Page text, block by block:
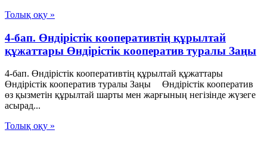
Толық оқу »
4-бап. Өндiрiстiк кооперативтiң құрылтай
құжаттары Өндiрiстiк кооператив туралы Заңы
4-бап. Өндiрiстiк кооперативтiң құрылтай құжаттары
Өндiрiстiк кооператив туралы Заңы Өндiрiстiк кооператив
өз қызметiн құрылтай шарты мен жарғының негiзiнде жүзеге
асырад...
Толық оқу »